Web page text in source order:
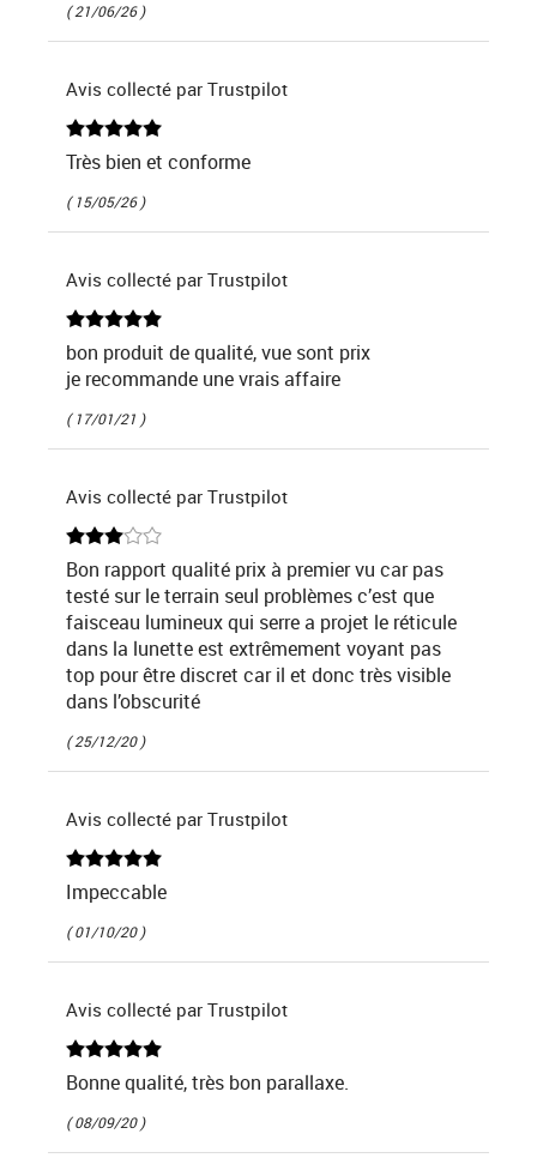
( 21/06/26 )
Avis collecté par Trustpilot
Très bien et conforme
( 15/05/26 )
Avis collecté par Trustpilot
bon produit de qualité, vue sont prix
je recommande une vrais affaire
( 17/01/21 )
Avis collecté par Trustpilot
Bon rapport qualité prix à premier vu car pas
testé sur le terrain seul problèmes c’est que
faisceau lumineux qui serre a projet le réticule
dans la lunette est extrêmement voyant pas
top pour être discret car il et donc très visible
dans l’obscurité
( 25/12/20 )
Avis collecté par Trustpilot
Impeccable
( 01/10/20 )
Avis collecté par Trustpilot
Bonne qualité, très bon parallaxe.
( 08/09/20 )